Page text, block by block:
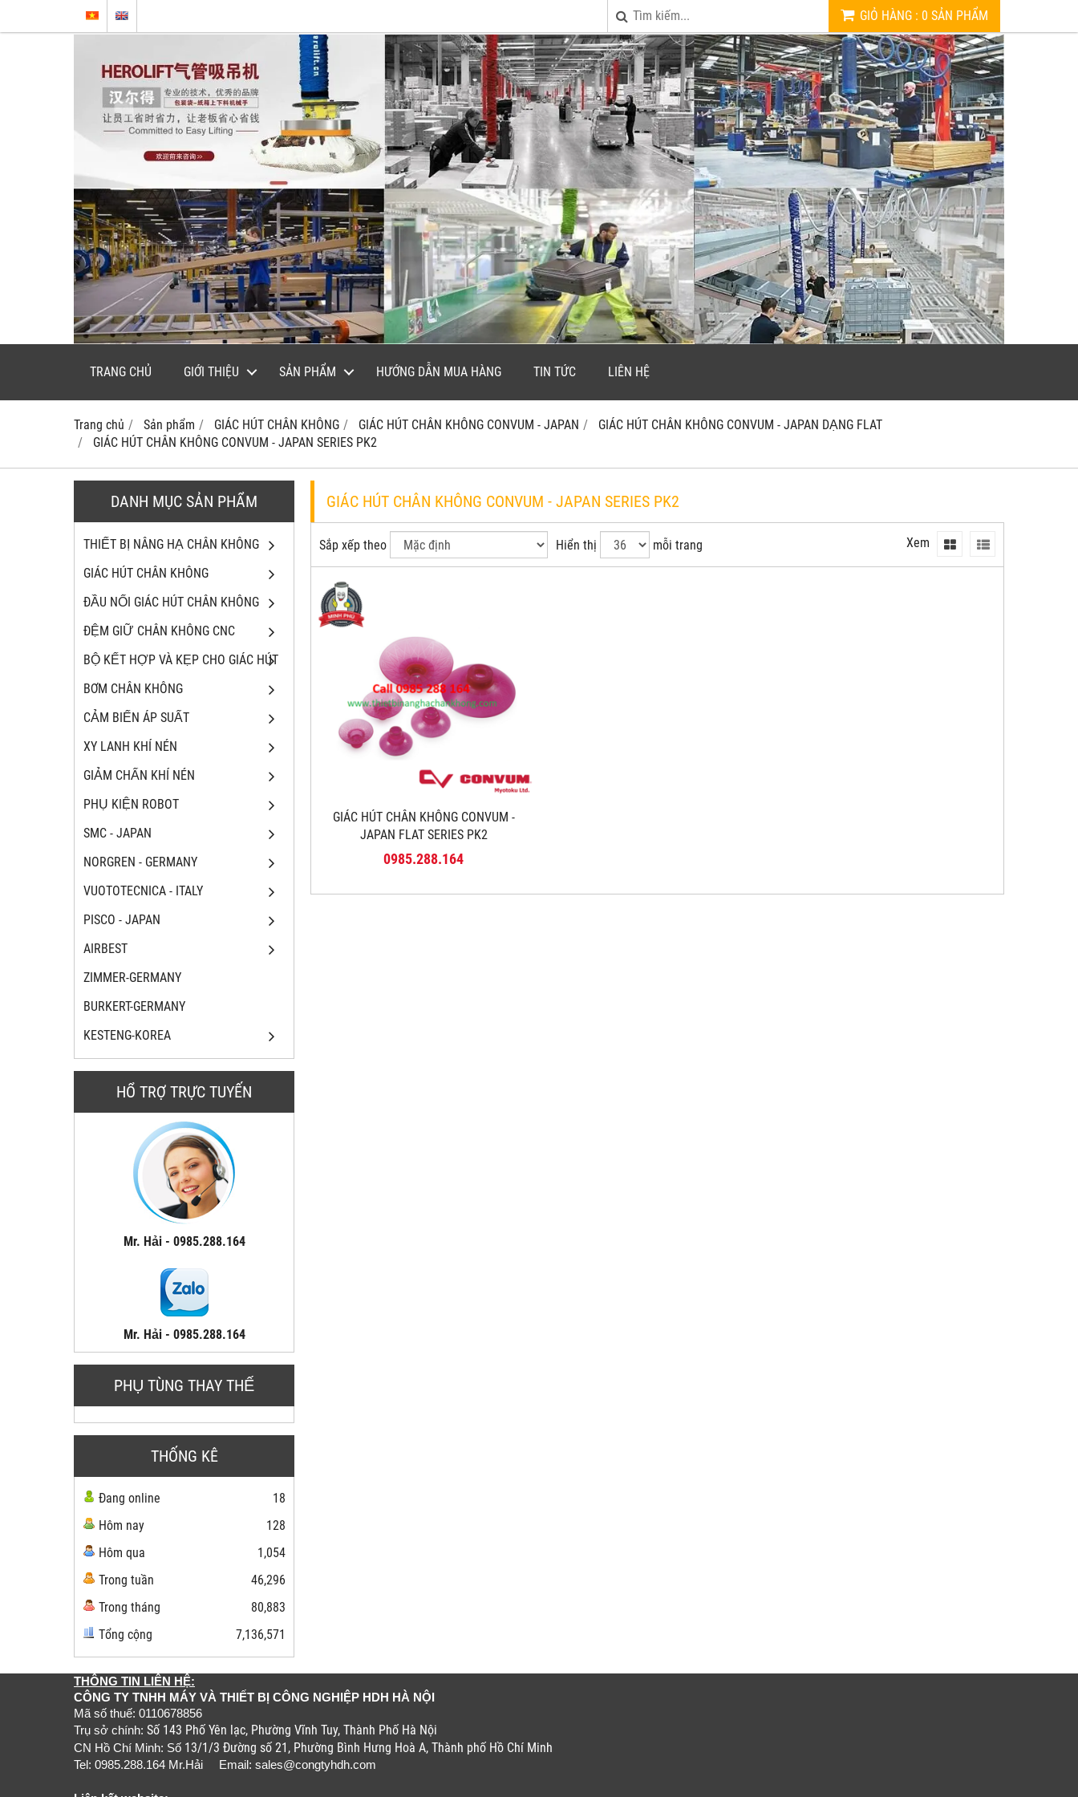
GIỎ HÀNG : 0 SẢN PHẨM
TRANG CHỦ GIỚI THIỆU SẢN PHẨM HƯỚNG DẪN MUA HÀNG TIN TỨC LIÊN HỆ
Trang chủ Sản phẩm GIÁC HÚT CHÂN KHÔNG GIÁC HÚT CHÂN KHÔNG CONVUM - JAPAN
GIÁC HÚT CHÂN KHÔNG CONVUM - JAPAN DẠNG FLAT
GIÁC HÚT CHÂN KHÔNG CONVUM - JAPAN SERIES PK2
DANH MỤC SẢN PHẨM
THIẾT BỊ NÂNG HẠ CHÂN KHÔNG
GIÁC HÚT CHÂN KHÔNG
ĐẦU NỐI GIÁC HÚT CHÂN KHÔNG
ĐỆM GIỮ CHÂN KHÔNG CNC
BỘ KẾT HỢP VÀ KẸP CHO GIÁC HÚT
BƠM CHÂN KHÔNG
CẢM BIẾN ÁP SUẤT
XY LANH KHÍ NÉN
GIẢM CHẤN KHÍ NÉN
PHỤ KIỆN ROBOT
SMC - JAPAN
NORGREN - GERMANY
VUOTOTECNICA - ITALY
PISCO - JAPAN
AIRBEST
ZIMMER-GERMANY
BURKERT-GERMANY
KESTENG-KOREA
HỔ TRỢ TRỰC TUYẾN
Mr. Hải - 0985.288.164
Mr. Hải - 0985.288.164
PHỤ TÙNG THAY THẾ
THỐNG KÊ
Đang online
18
Hôm nay
128
Hôm qua
1,054
Trong tuần
46,296
Trong tháng
80,883
Tổng cộng
7,136,571
GIÁC HÚT CHÂN KHÔNG CONVUM - JAPAN SERIES PK2
Sắp xếp theo Hiển thị mỗi trang Xem
GIÁC HÚT CHÂN KHÔNG CONVUM -
JAPAN FLAT SERIES PK2
0985.288.164
THÔNG TIN LIÊN HỆ:
CÔNG TY TNHH MÁY VÀ THIẾT BỊ CÔNG NGHIỆP HDH HÀ NỘI
Mã số thuế: 0110678856
Trụ sở chính: Số 143 Phố Yên lạc, Phường Vĩnh Tuy, Thành Phố Hà Nội
CN Hồ Chí Minh: Số 13/1/3 Đường số 21, Phường Bình Hưng Hoà A, Thành phố Hồ Chí Minh
Tel: 0985.288.164 Mr.Hải Email: sales@congtyhdh.com